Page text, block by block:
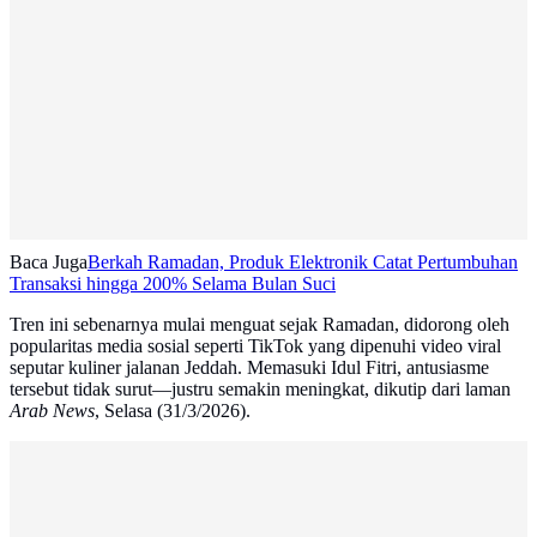
Baca JugaBerkah Ramadan, Produk Elektronik Catat Pertumbuhan
Transaksi hingga 200% Selama Bulan Suci
Tren ini sebenarnya mulai menguat sejak Ramadan, didorong oleh
popularitas media sosial seperti TikTok yang dipenuhi video viral
seputar kuliner jalanan Jeddah. Memasuki Idul Fitri, antusiasme
tersebut tidak surut—justru semakin meningkat, dikutip dari laman
Arab News, Selasa (31/3/2026).